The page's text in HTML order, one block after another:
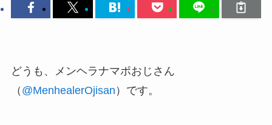
どうも、メンヘラナマポおじさん
（ @MenhealerOjisan ）です。